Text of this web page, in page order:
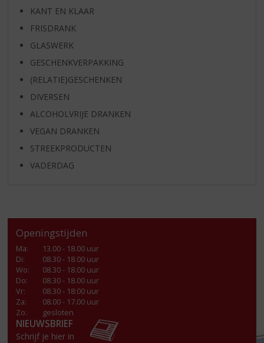
KANT EN KLAAR
FRISDRANK
GLASWERK
GESCHENKVERPAKKING
(RELATIE)GESCHENKEN
DIVERSEN
ALCOHOLVRIJE DRANKEN
VEGAN DRANKEN
STREEKPRODUCTEN
VADERDAG
Openingstijden
Ma:
13.00 - 18.00 uur
Di:
08.30 - 18.00 uur
Wo:
08.30 - 18.00 uur
Do:
08.30 - 18.00 uur
Vr:
08.30 - 18:00 uur
Za:
08.00 - 17.00 uur
Zo:
gesloten
NIEUWSBRIEF
Schrijf je hier in